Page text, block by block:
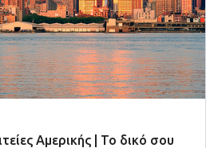
Αμερικής | Το δικό σου